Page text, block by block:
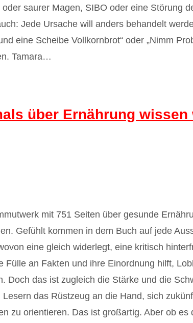
saurer Magen, SIBO oder eine Störung
Jede Ursache will anders behandelt
eine Scheibe Vollkornbrot“ oder „Nimm
Tamara…
über Ernährung wissen
mit 751 Seiten über gesunde
Gefühlt kommen in dem Buch auf jede
eine gleich widerlegt, eine kritisch
Fülle an Fakten und ihre Einordnung hilft,
Doch das ist zugleich die Stärke und die
das Rüstzeug an die Hand, sich
zu orientieren. Das ist großartig. Aber ob es